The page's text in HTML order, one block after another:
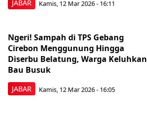
JABAR Kamis, 12 Mar 2026 - 16:11
JABAR
Ngeri! Sampah di TPS Gebang
Cirebon Menggunung Hingga
Diserbu Belatung, Warga Keluhkan
Bau Busuk
Kamis, 12 Mar 2026 - 16:05